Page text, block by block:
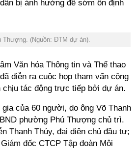
bị ảnh hưởng để sớm ổn định
Thượng. (Nguồn: ĐTM dự án).
Văn hóa Thông tin và Thể thao
diễn ra cuộc họp tham vấn cộng
chịu tác động trực tiếp bởi dự án.
của 60 người, do ông Võ Thanh
phường Phú Thượng chủ trì.
Thanh Thúy, đại diện chủ đầu tư;
đốc CTCP Tập đoàn Môi